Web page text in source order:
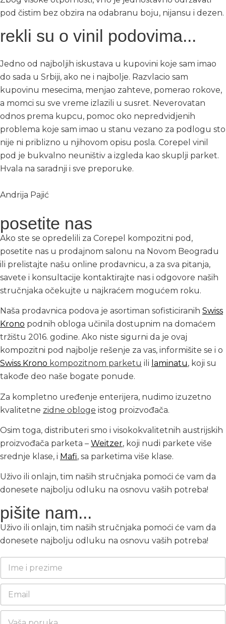
pod čistim bez obzira na odabranu boju, nijansu i dezen.
rekli su o vinil podovima...
Jedno od najboljih iskustava u kupovini koje sam imao
do sada u Srbiji, ako ne i najbolje. Razvlacio sam
kupovinu mesecima, menjao zahteve, pomerao rokove,
a momci su sve vreme izlazili u susret. Neverovatan
odnos prema kupcu, pomoc oko nepredvidjenih
problema koje sam imao u stanu vezano za podlogu sto
nije ni priblizno u njihovom opisu posla. Corepel vinil
pod je bukvalno neuništiv a izgleda kao skuplji parket.
Hvala na saradnji i sve preporuke.
Andrija Pajić
posetite nas
Ako ste se opredelili za Corepel kompozitni pod,
posetite nas u prodajnom salonu na Novom Beogradu
ili prelistajte našu online prodavnicu, a za sva pitanja,
savete i konsultacije kontaktirajte nas i odgovore naših
stručnjaka očekujte u najkraćem mogućem roku.
Naša prodavnica podova je asortiman sofisticiranih Swiss
Krono podnih obloga učinila dostupnim na domaćem
tržištu 2016. godine. Ako niste sigurni da je ovaj
kompozitni pod najbolje rešenje za vas, informišite se i o
Swiss Krono kompozitnom parketu ili laminatu, koji su
takođe deo naše bogate ponude.
Za kompletno uređenje enterijera, nudimo izuzetno
kvalitetne zidne obloge istog proizvođača.
Osim toga, distributeri smo i visokokvalitetnih austrijskih
proizvođača parketa – Weitzer, koji nudi parkete više
srednje klase, i Mafi, sa parketima više klase.
Uživo ili onlajn, tim naših stručnjaka pomoći će vam da
donesete najbolju odluku na osnovu vaših potreba!
pišite nam...
Uživo ili onlajn, tim naših stručnjaka pomoći će vam da
donesete najbolju odluku na osnovu vaših potreba!
i
a
p
e
r
a